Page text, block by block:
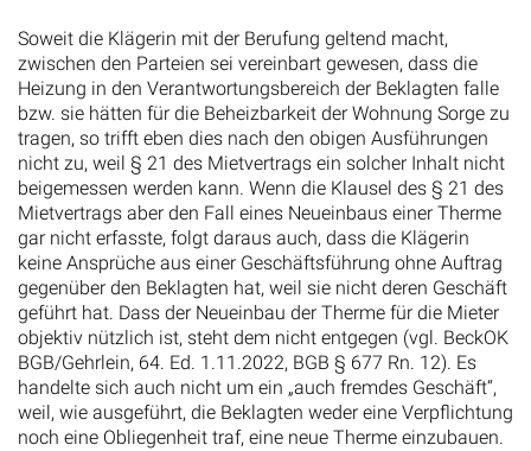
Soweit die Klägerin mit der Berufung geltend macht,
zwischen den Parteien sei vereinbart gewesen, dass die
Heizung in den Verantwortungsbereich der Beklagten falle
bzw. sie hätten für die Beheizbarkeit der Wohnung Sorge zu
tragen, so trifft eben dies nach den obigen Ausführungen
nicht zu, weil § 21 des Mietvertrags ein solcher Inhalt nicht
beigemessen werden kann. Wenn die Klausel des § 21 des
Mietvertrags aber den Fall eines Neueinbaus einer Therme
gar nicht erfasste, folgt daraus auch, dass die Klägerin
keine Ansprüche aus einer Geschäftsführung ohne Auftrag
gegenüber den Beklagten hat, weil sie nicht deren Geschäft
geführt hat. Dass der Neueinbau der Therme für die Mieter
objektiv nützlich ist, steht dem nicht entgegen (vgl. BeckOK
BGB/Gehrlein, 64. Ed. 1.11.2022, BGB § 677 Rn. 12). Es
handelte sich auch nicht um ein „auch fremdes Geschäft“,
weil, wie ausgeführt, die Beklagten weder eine Verpflichtung
noch eine Obliegenheit traf, eine neue Therme einzubauen.